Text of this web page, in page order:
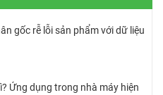
gốc rễ lỗi sản phẩm với dữ liệu
Ứng dụng trong nhà máy hiện